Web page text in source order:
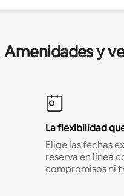
Amenidades y
La flexibilidad
Elige las fechas
reserva en línea
compromisos ni